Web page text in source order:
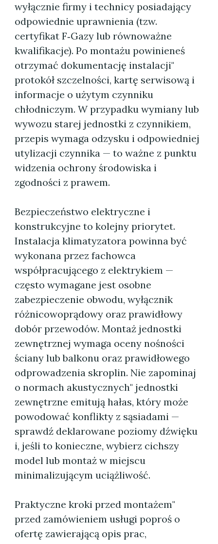
wyłącznie firmy i technicy posiadający
odpowiednie uprawnienia (tzw.
certyfikat F‑Gazy lub równoważne
kwalifikacje). Po montażu powinieneś
otrzymać dokumentację instalacji"
protokół szczelności, kartę serwisową i
informacje o użytym czynniku
chłodniczym. W przypadku wymiany lub
wywozu starej jednostki z czynnikiem,
przepis wymaga odzysku i odpowiedniej
utylizacji czynnika — to ważne z punktu
widzenia ochrony środowiska i
zgodności z prawem.
Bezpieczeństwo elektryczne i
konstrukcyjne to kolejny priorytet.
Instalacja klimatyzatora powinna być
wykonana przez fachowca
współpracującego z elektrykiem —
często wymagane jest osobne
zabezpieczenie obwodu, wyłącznik
różnicowoprądowy oraz prawidłowy
dobór przewodów. Montaż jednostki
zewnętrznej wymaga oceny nośności
ściany lub balkonu oraz prawidłowego
odprowadzenia skroplin. Nie zapominaj
o normach akustycznych" jednostki
zewnętrzne emitują hałas, który może
powodować konflikty z sąsiadami —
sprawdź deklarowane poziomy dźwięku
i, jeśli to konieczne, wybierz cichszy
model lub montaż w miejscu
minimalizującym uciążliwość.
Praktyczne kroki przed montażem"
przed zamówieniem usługi poproś o
ofertę zawierającą opis prac,